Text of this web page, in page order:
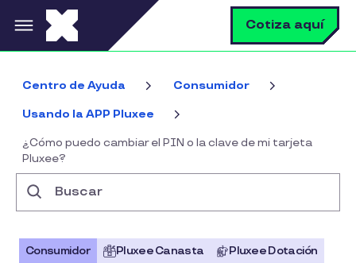
Pasar al contenido principal Cotiza aquí
Centro de Ayuda Consumidor
Usando la APP Pluxee
¿Cómo puedo cambiar el PIN o la clave de mi tarjeta
Pluxee?
Consumidor Pluxee Canasta
Pluxee Dotación